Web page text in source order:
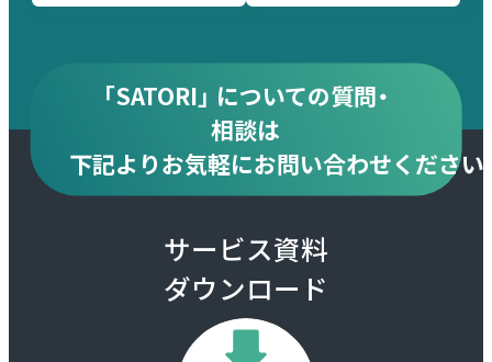
「SATORI」 についての質問・
相談は
下記よりお気軽にお問い合わせください
サービス資料
ダウンロード